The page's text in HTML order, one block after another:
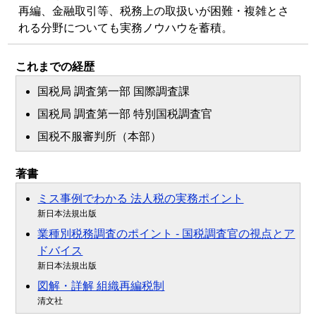
再編、金融取引等、税務上の取扱いが困難・複雑とさ
れる分野についても実務ノウハウを蓄積。
これまでの経歴
国税局 調査第一部 国際調査課
国税局 調査第一部 特別国税調査官
国税不服審判所（本部）
著書
ミス事例でわかる 法人税の実務ポイント
新日本法規出版
業種別税務調査のポイント - 国税調査官の視点とア
ドバイス
新日本法規出版
図解・詳解 組織再編税制
清文社